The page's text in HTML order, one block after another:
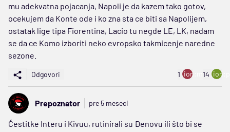
mu adekvatna pojacanja, Napoli je da kazem tako gotov,
ocekujem da Konte ode i ko zna sta ce biti sa Napolijem,
ostatak lige tipa Fiorentina, Lacio tu negde LE, LK, nadam
se da ce Komo izboriti neko evropsko takmicenje naredne
sezone.
Odgovori 1 ion:minus
14
Prepoznator pre 5 meseci
Čestitke Interu i Kivuu, rutinirali su Đenovu ili što bi se